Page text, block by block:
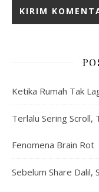
Ketika Rumah Tak
Terlalu Sering Scroll,
Fenomena Brain Rot
Sebelum Share Dalil,